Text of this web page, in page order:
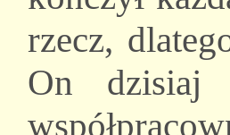
rzecz,
On dzisiaj